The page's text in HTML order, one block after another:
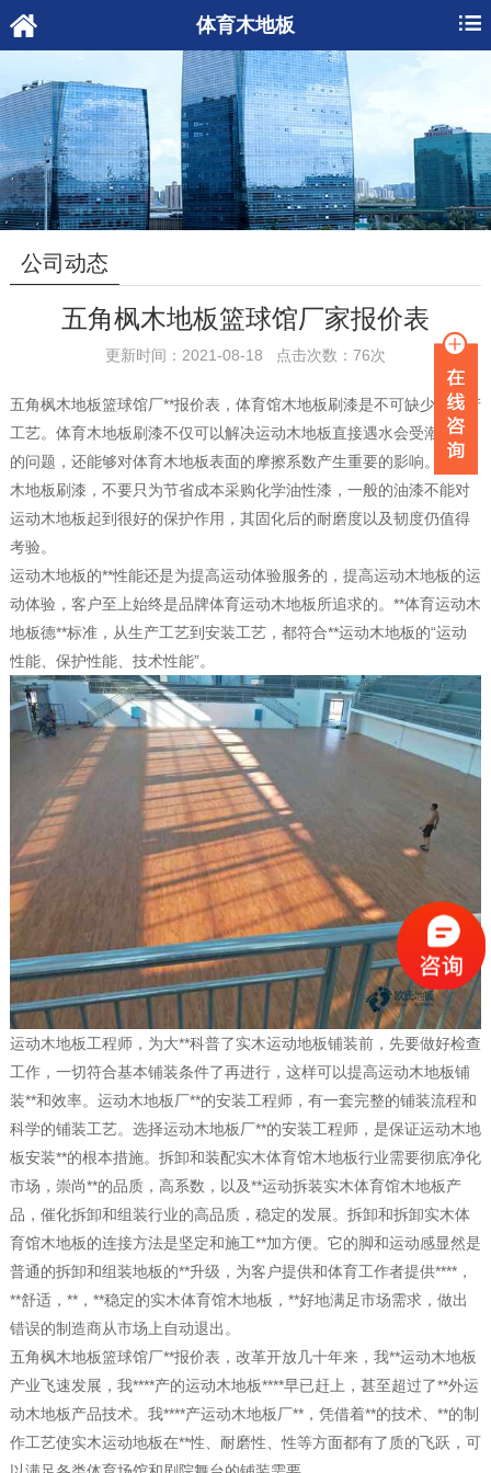
体育木地板
公司动态
五角枫木地板篮球馆厂家报价表
更新时间：2021-08-18 点击次数：76次
五角枫木地板篮球馆厂**报价表，体育馆木地板刷漆是不可缺少的生产
工艺。体育木地板刷漆不仅可以解决运动木地板直接遇水会受潮变形
的问题，还能够对体育木地板表面的摩擦系数产生重要的影响。体育
木地板刷漆，不要只为节省成本采购化学油性漆，一般的油漆不能对
运动木地板起到很好的保护作用，其固化后的耐磨度以及韧度仍值得
考验。
运动木地板的**性能还是为提高运动体验服务的，提高运动木地板的运
动体验，客户至上始终是品牌体育运动木地板所追求的。**体育运动木
地板德**标准，从生产工艺到安装工艺，都符合**运动木地板的“运动
性能、保护性能、技术性能”。
运动木地板工程师，为大**科普了实木运动地板铺装前，先要做好检查
工作，一切符合基本铺装条件了再进行，这样可以提高运动木地板铺
装**和效率。运动木地板厂**的安装工程师，有一套完整的铺装流程和
科学的铺装工艺。选择运动木地板厂**的安装工程师，是保证运动木地
板安装**的根本措施。拆卸和装配实木体育馆木地板行业需要彻底净化
市场，崇尚**的品质，高系数，以及**运动拆装实木体育馆木地板产
品，催化拆卸和组装行业的高品质，稳定的发展。拆卸和拆卸实木体
育馆木地板的连接方法是坚定和施工**加方便。它的脚和运动感显然是
普通的拆卸和组装地板的**升级，为客户提供和体育工作者提供****，
**舒适，**，**稳定的实木体育馆木地板，**好地满足市场需求，做出
错误的制造商从市场上自动退出。
五角枫木地板篮球馆厂**报价表，改革开放几十年来，我**运动木地板
产业飞速发展，我****产的运动木地板****早已赶上，甚至超过了**外运
动木地板产品技术。我****产运动木地板厂**，凭借着**的技术、**的制
作工艺使实木运动地板在**性、耐磨性、性等方面都有了质的飞跃，可